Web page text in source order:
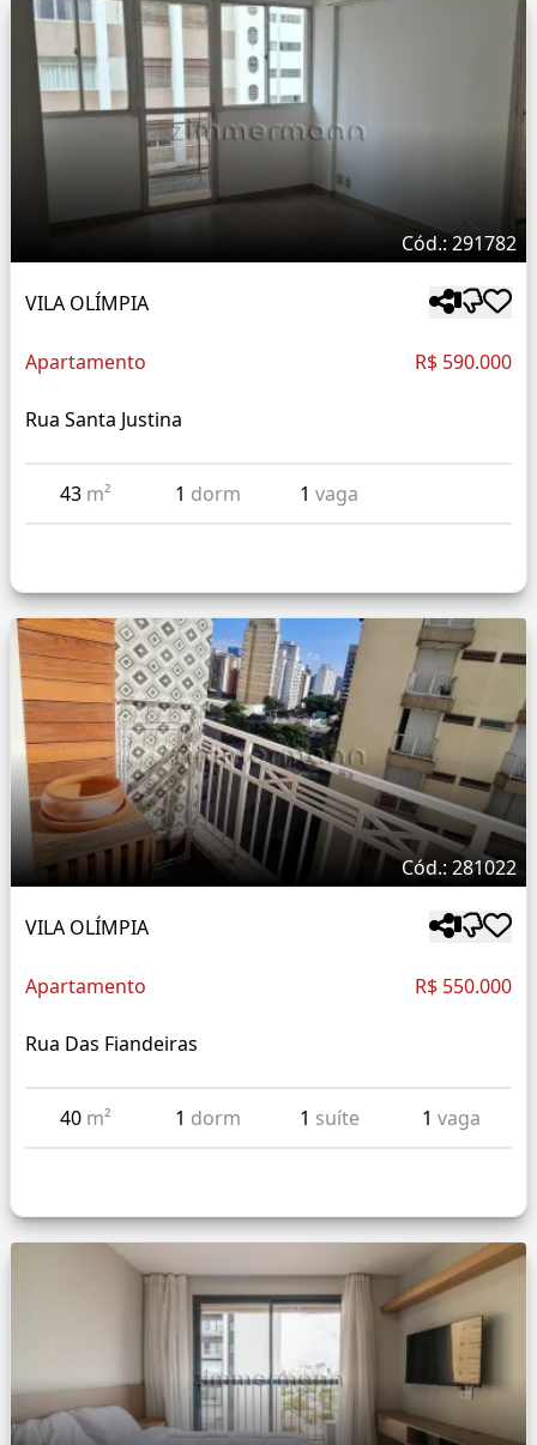
Cód.: 291782
VILA OLÍMPIA
Apartamento R$ 590.000
Rua Santa Justina
43 m² 1 dorm 1vaga
Cód.: 281022
VILA OLÍMPIA
Apartamento R$ 550.000
Rua Das Fiandeiras
40 m² 1 dorm 1 suíte 1 vaga